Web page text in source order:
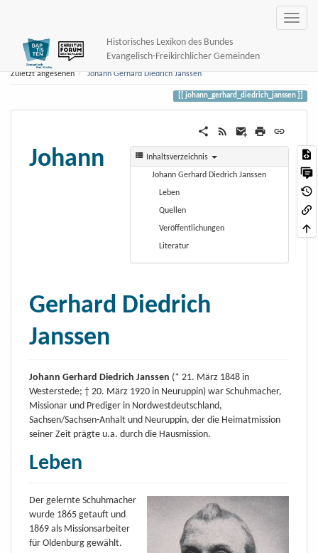
Historisches Lexikon des Bundes
Evangelisch-Freikirchlicher Gemeinden
Zuletzt angesehen Johann Gerhard Diedrich Janssen
johann_gerhard_diedrich_janssen
Inhaltsverzeichnis
Johann Gerhard Diedrich Janssen
Leben
Quellen
Veröffentlichungen
Literatur
Johann
Gerhard Diedrich
Janssen
Johann Gerhard Diedrich Janssen (* 21. März 1848 in
Westerstede; † 20. März 1920 in Neuruppin) war Schuhmacher,
Missionar und Prediger in Nordwestdeutschland,
Sachsen/Sachsen-Anhalt und Neuruppin, der die Heimatmission
seiner Zeit prägte u.a. durch die Hausmission.
Leben
Der gelernte Schuhmacher
wurde 1865 getauft und
1869 als Missionsarbeiter
für Oldenburg gewählt.